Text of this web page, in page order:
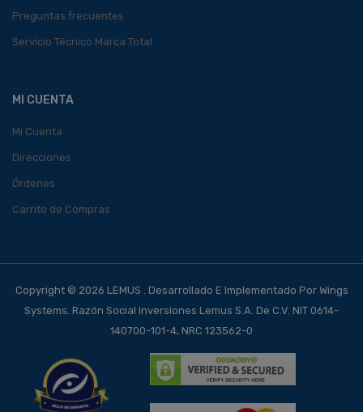
Preguntas frecuentes
Servicio Técnico Marca Total
MI CUENTA
Mi Cuenta
Direcciones
Órdenes
Carrito de Compras
Copyright © 2026 LEMUS . Desarrollado E Implementado Por Wings
Systems. Razón Social Inversiones Lemus S.A. De C.V. NIT 0614-
140700-101-4, NRC 123562-0